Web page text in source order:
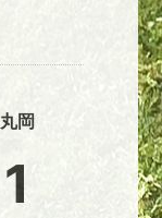
丸岡
1